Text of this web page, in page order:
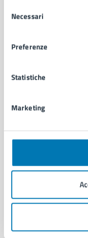
delNecessari
Preferenze
Statistiche
Marketing
Enti e fondazioni
Documenti e dati
Ambiente
Educazione e formazione
Giustizia e sicurezza
Salute, benessere e
Vita lavorativa